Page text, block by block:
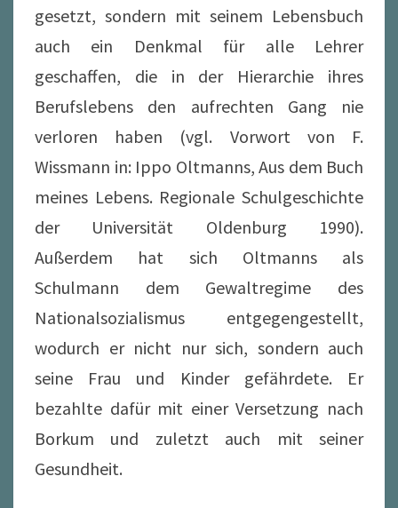
gesetzt, sondern mit seinem Lebensbuch
auch ein Denkmal für alle Lehrer
geschaffen, die in der Hierarchie ihres
Berufslebens den aufrechten Gang nie
verloren haben (vgl. Vorwort von F.
Wissmann in: Ippo Oltmanns, Aus dem Buch
meines Lebens. Regionale Schulgeschichte
der Universität Oldenburg 1990).
Außerdem hat sich Oltmanns als
Schulmann dem Gewaltregime des
Nationalsozialismus entgegengestellt,
wodurch er nicht nur sich, sondern auch
seine Frau und Kinder gefährdete. Er
bezahlte dafür mit einer Versetzung nach
Borkum und zuletzt auch mit seiner
Gesundheit.